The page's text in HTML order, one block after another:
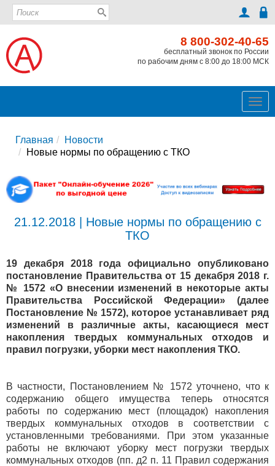
8 800-302-40-65
бесплатный звонок по России
по рабочим дням с 8:00 до 18:00 МСК
Главная
Новости
Новые нормы по обращению с ТКО
21.12.2018 | Новые нормы по обращению с
ТКО
19 декабря 2018 года официально опубликовано
постановление Правительства от 15 декабря 2018 г.
№ 1572 «О внесении изменений в некоторые акты
Правительства Российской Федерации» (далее
Постановление № 1572), которое устанавливает ряд
изменений в различные акты, касающиеся мест
накопления твердых коммунальных отходов и
правил погрузки, уборки мест накопления ТКО.
В частности, Постановлением № 1572 уточнено, что к
содержанию общего имущества теперь относятся
работы по содержанию мест (площадок) накопления
твердых коммунальных отходов в соответствии с
установленными требованиями. При этом указанные
работы не включают уборку мест погрузки твердых
коммунальных отходов (пп. д2 п. 11 Правил содержания